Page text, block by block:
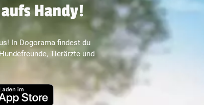
Handy!
In Dogorama findest du
Tierärzte und